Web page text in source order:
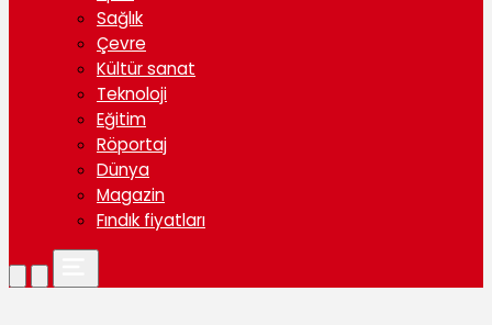
Sağlık
Çevre
Kültür sanat
Teknoloji
Eğitim
Röportaj
Dünya
Magazin
Fındık fiyatları